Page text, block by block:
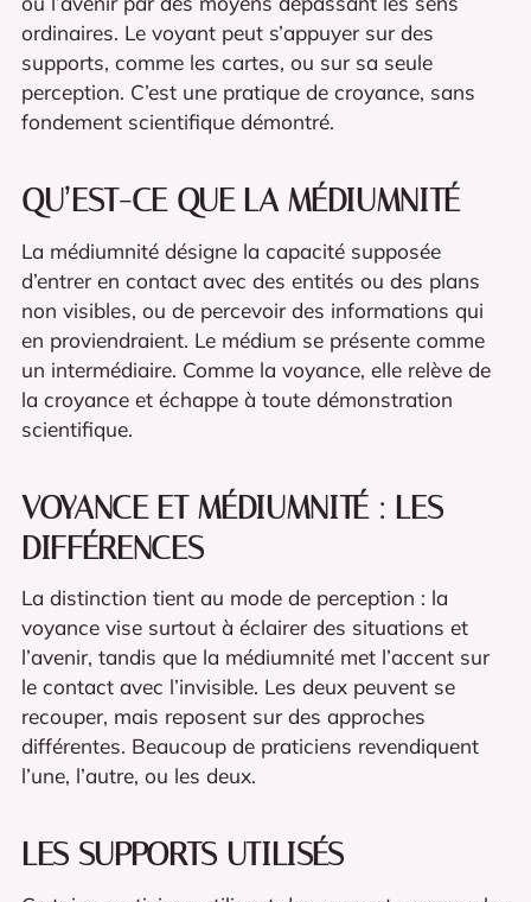
ordinaires. Le voyant peut s’appuyer sur des
supports, comme les cartes, ou sur sa seule
perception. C’est une pratique de croyance, sans
fondement scientifique démontré.
QU’EST-CE QUE LA MÉDIUMNITÉ
La médiumnité désigne la capacité supposée
d’entrer en contact avec des entités ou des plans
non visibles, ou de percevoir des informations qui
en proviendraient. Le médium se présente comme
un intermédiaire. Comme la voyance, elle relève de
la croyance et échappe à toute démonstration
scientifique.
VOYANCE ET MÉDIUMNITÉ : LES
DIFFÉRENCES
La distinction tient au mode de perception : la
voyance vise surtout à éclairer des situations et
l’avenir, tandis que la médiumnité met l’accent sur
le contact avec l’invisible. Les deux peuvent se
recouper, mais reposent sur des approches
différentes. Beaucoup de praticiens revendiquent
l’une, l’autre, ou les deux.
LES SUPPORTS UTILISÉS